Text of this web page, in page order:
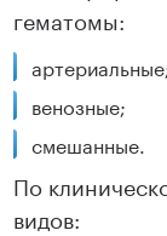
гематомы:
венозные;
смешанные.
По
видов: